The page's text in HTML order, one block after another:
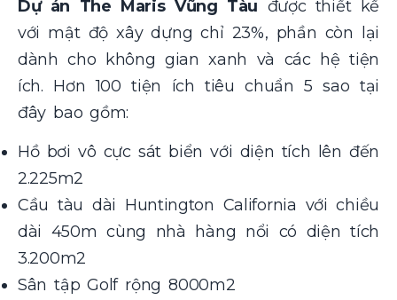
Dự án The Maris Vũng Tàu được thiết kế
với mật độ xây dựng chỉ 23%, phần còn lại
dành cho không gian xanh và các hệ tiện
ích. Hơn 100 tiện ích tiêu chuẩn 5 sao tại
đây bao gồm:
Hồ bơi vô cực sát biển với diện tích lên đến
2.225m2
Cầu tàu dài Huntington California với chiều
dài 450m cùng nhà hàng nổi có diện tích
3.200m2
Sân tập Golf rộng 8000m2